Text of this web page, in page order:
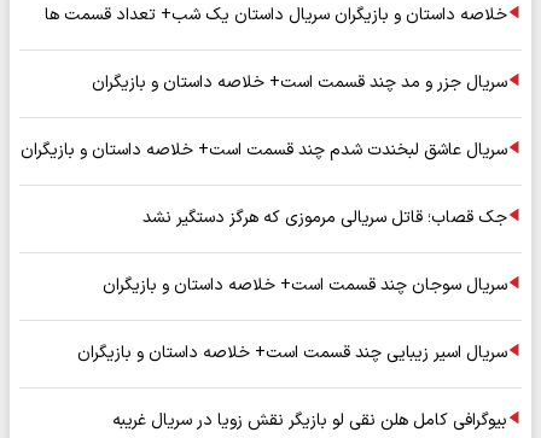
خلاصه داستان و بازیگران سریال داستان یک شب+ تعداد قسمت ها
سریال جزر و مد چند قسمت است+ خلاصه داستان و بازیگران
سریال عاشق لبخندت شدم چند قسمت است+ خلاصه داستان و بازیگران
جک قصاب؛ قاتل سریالی مرموزی که هرگز دستگیر نشد
سریال سوجان چند قسمت است+ خلاصه داستان و بازیگران
سریال اسیر زیبایی چند قسمت است+ خلاصه داستان و بازیگران
بیوگرافی کامل هلن نقی لو بازیگر نقش زویا در سریال غریبه